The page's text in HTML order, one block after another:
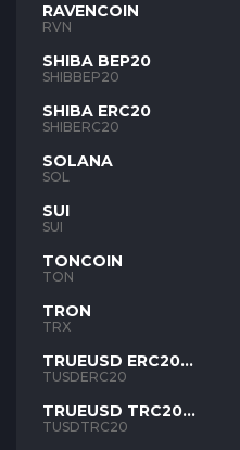
RAVENCOIN
RVN
SHIBA BEP20
SHIBBEP20
SHIBA ERC20
SHIBERC20
SOLANA
SOL
SUI
SUI
TONCOIN
TON
TRON
TRX
TRUEUSD ERC20
TUSD
TUSDERC20
TRUEUSD TRC20
TUSD
TUSDTRC20